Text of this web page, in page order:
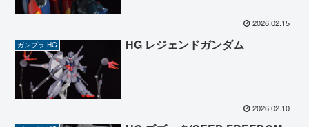
2026.02.15
ガンプラ HG HG レジェンドガンダム
2026.02.10